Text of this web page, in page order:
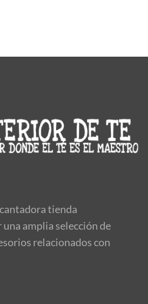
tienda
amplia selección de
relacionados con